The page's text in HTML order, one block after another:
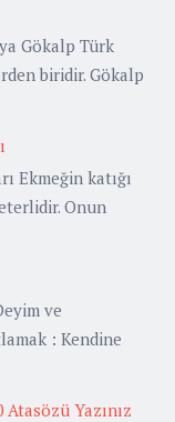
Gökalp Türk
biridir. Gökalp
Ekmeğin katığı
Onun
ve
: Kendine
Yazınız